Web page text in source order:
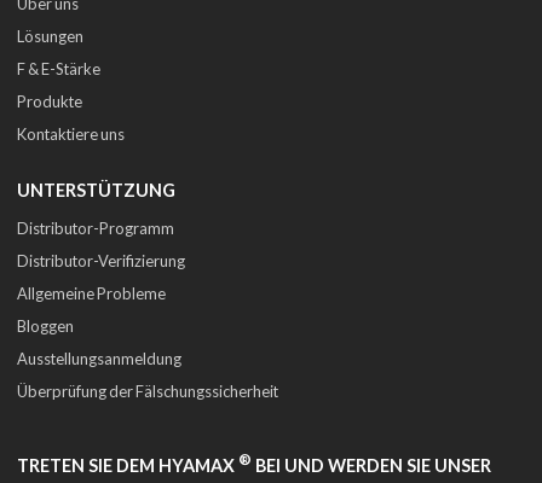
Lösungen
F & E-Stärke
Produkte
Kontaktiere uns
UNTERSTÜTZUNG
Distributor-Programm
Distributor-Verifizierung
Allgemeine Probleme
Bloggen
Ausstellungsanmeldung
Überprüfung der Fälschungssicherheit
TRETEN SIE DEM HYAMAX ® BEI UND WERDEN SIE UNSER